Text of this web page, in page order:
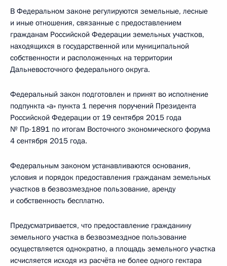
В Федеральном законе регулируются земельные, лесные
и иные отношения, связанные с предоставлением
гражданам Российской Федерации земельных участков,
находящихся в государственной или муниципальной
собственности и расположенных на территории
Дальневосточного федерального округа.
Федеральный закон подготовлен и принят во исполнение
подпункта «а» пункта 1 перечня поручений Президента
Российской Федерации от 19 сентября 2015 года
№ Пр-1891 по итогам Восточного экономического форума
4 сентября 2015 года.
Федеральным законом устанавливаются основания,
условия и порядок предоставления гражданам земельных
участков в безвозмездное пользование, аренду
и собственность бесплатно.
Предусматривается, что предоставление гражданину
земельного участка в безвозмездное пользование
осуществляется однократно, а площадь земельного участка
исчисляется исходя из расчёта не более одного гектара